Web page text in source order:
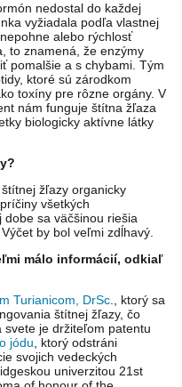
nedostal do každej
vyžiadala podľa vlastnej
alebo rýchlosť
to znamená, že enzýmy
pomalšie a s chybami. Tým
ktoré sú zárodkom
toxíny pre rôzne orgány. V
nám funguje štítna žľaza
biologicky aktívne látky
žľazy organicky
všetkých
sa väčšinou riešia
by bol veľmi zdĺhavý.
málo informácií, odkiaľ
Turianicom, DrSc ., ktorý sa
štítnej žľazy, čo
svete je držiteľom patentu
jódu , ktorý odstráni
svojich vedeckých
univerzitou 21st